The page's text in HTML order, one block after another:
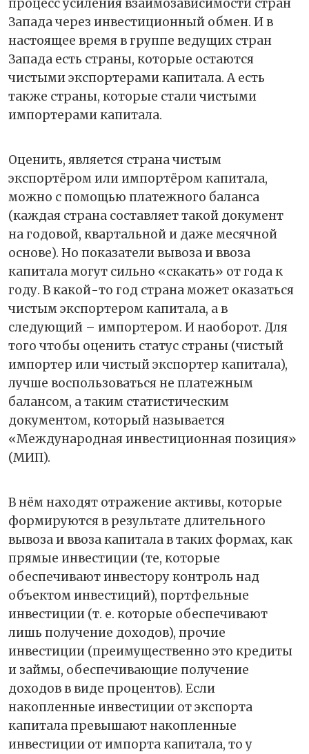
процесс усиления взаимозависимости стран
Запада через инвестиционный обмен. И в
настоящее время в группе ведущих стран
Запада есть страны, которые остаются
чистыми экспортерами капитала. А есть
также страны, которые стали чистыми
импортерами капитала.
Оценить, является страна чистым
экспортёром или импортёром капитала,
можно с помощью платежного баланса
(каждая страна составляет такой документ
на годовой, квартальной и даже месячной
основе). Но показатели вывоза и ввоза
капитала могут сильно «скакать» от года к
году. В какой-то год страна может оказаться
чистым экспортером капитала, а в
следующий – импортером. И наоборот. Для
того чтобы оценить статус страны (чистый
импортер или чистый экспортер капитала),
лучше воспользоваться не платежным
балансом, а таким статистическим
документом, который называется
«Международная инвестиционная позиция»
(МИП).
В нём находят отражение активы, которые
формируются в результате длительного
вывоза и ввоза капитала в таких формах, как
прямые инвестиции (те, которые
обеспечивают инвестору контроль над
объектом инвестиций), портфельные
инвестиции (т. е. которые обеспечивают
лишь получение доходов), прочие
инвестиции (преимущественно это кредиты
и займы, обеспечивающие получение
доходов в виде процентов). Если
накопленные инвестиции от экспорта
капитала превышают накопленные
инвестиции от импорта капитала, то у